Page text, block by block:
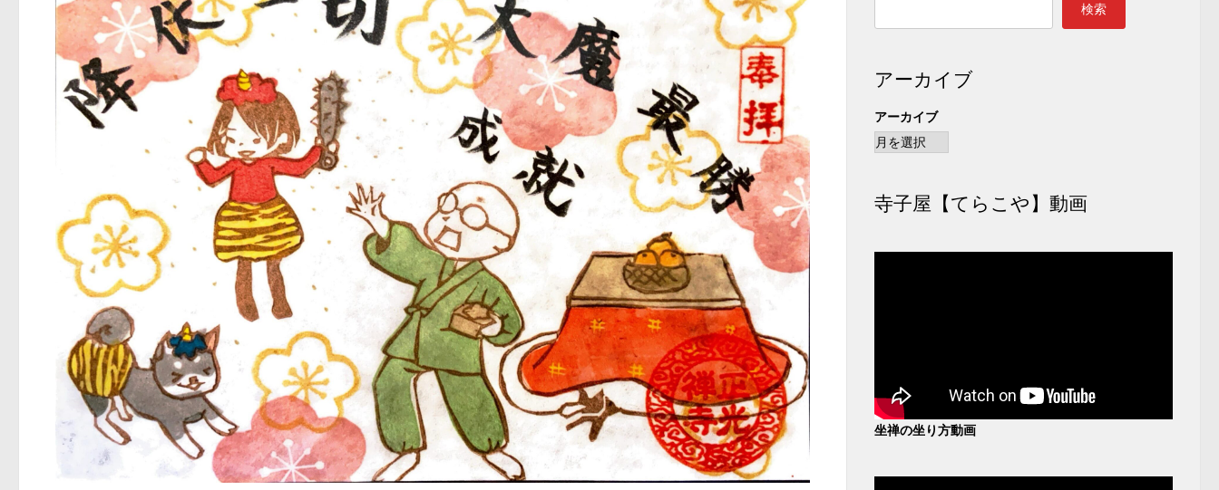
検索
アーカイブ
アーカイブ
寺子屋【てらこや】動画
坐禅の坐り方動画